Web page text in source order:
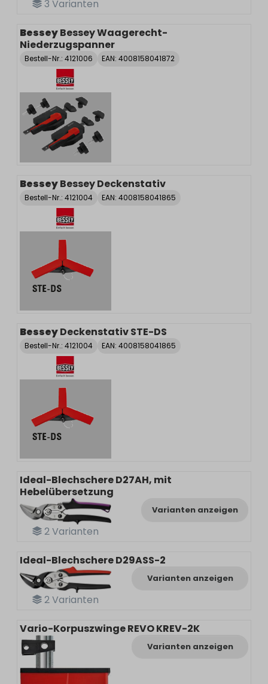
3 Varianten
BesseyBessey Waagerecht-
Niederzugspanner
Bestell-Nr.: 4121006 EAN: 4008158041872
BesseyBessey Deckenstativ
Bestell-Nr.: 4121004 EAN: 4008158041865
BesseyDeckenstativ STE-DS
Bestell-Nr.: 4121004 EAN: 4008158041865
2Varianten
Ideal-Blechschere D27AH, mit
Hebelübersetzung
Varianten anzeigen
2Varianten
Ideal-Blechschere D29ASS-2
Varianten anzeigen
Vario-Korpuszwinge REVO KREV-2K
Varianten anzeigen